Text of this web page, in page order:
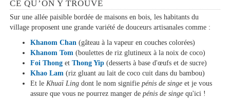
CE QU’ON Y TROUVE
Sur une allée paisible bordée de maisons en bois, les habitants du
village proposent une grande variété de douceurs artisanales comme :
Khanom Chan (gâteau à la vapeur en couches colorées)
Khanom Tom (boulettes de riz glutineux à la noix de coco)
Foi Thong etThong Yip (desserts à base d'œufs et de sucre)
Khao Lam (riz gluant au lait de coco cuit dans du bambou)
Et le Khuaï Ling dont le nom signifiepénis de singe et je vous
assure que vous ne pourrez manger depénis de singe qu'ici !